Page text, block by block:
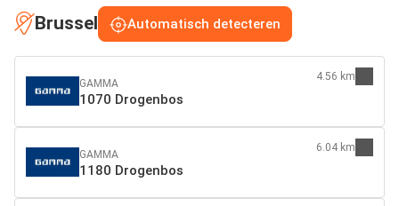
Brussel Automatisch detecteren
GAMMA
1070 Drogenbos
4.56 km
GAMMA
1180 Drogenbos
6.04 km